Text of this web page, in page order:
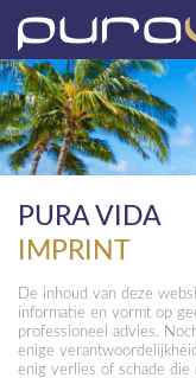
PURA VIDA
IMPRINT
De inhoud van deze
informatie en vormt op
professioneel advies.
enige
enig verlies of schade die